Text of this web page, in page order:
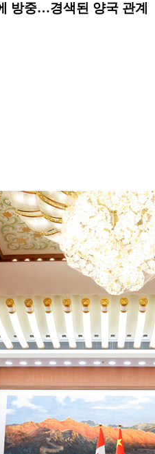
방중…경색된 양국 관계